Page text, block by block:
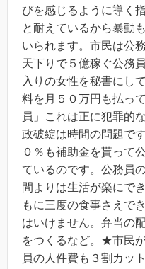
びを感じるように導く
と耐えているから暴動
いられます。市民は公
天下りで５億稼ぐ公務
入りの女性を秘書にし
料を月５０万円も払っ
員」これは正に犯罪的
政破綻は時間の問題で
０％も補助金を貰って
ているのです。公務員
間よりは生活が楽にで
もに三度の食事さえで
はいけません。弁当の
をつくるなど。★市民
員の人件費も３割カッ